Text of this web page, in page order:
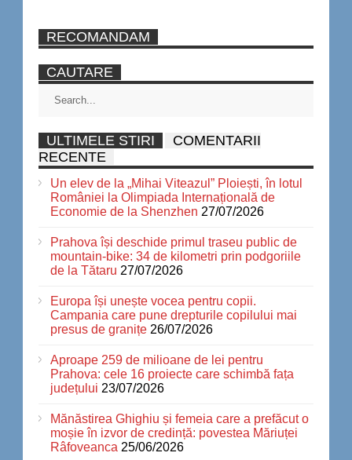
RECOMANDAM
CAUTARE
ULTIMELE STIRI
COMENTARII
RECENTE
Un elev de la „Mihai Viteazul” Ploiești, în lotul
României la Olimpiada Internațională de
Economie de la Shenzhen 27/07/2026
Prahova își deschide primul traseu public de
mountain-bike: 34 de kilometri prin podgoriile
de la Tătaru 27/07/2026
Europa își unește vocea pentru copii.
Campania care pune drepturile copilului mai
presus de granițe 26/07/2026
Aproape 259 de milioane de lei pentru
Prahova: cele 16 proiecte care schimbă fața
județului 23/07/2026
Mănăstirea Ghighiu și femeia care a prefăcut o
moșie în izvor de credință: povestea Măriuței
Râfoveanca 25/06/2026